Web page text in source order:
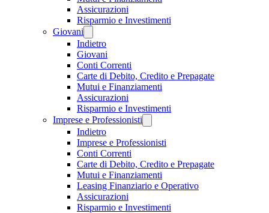
Assicurazioni
Risparmio e Investimenti
Giovani
Indietro
Giovani
Conti Correnti
Carte di Debito, Credito e Prepagate
Mutui e Finanziamenti
Assicurazioni
Risparmio e Investimenti
Imprese e Professionisti
Indietro
Imprese e Professionisti
Conti Correnti
Carte di Debito, Credito e Prepagate
Mutui e Finanziamenti
Leasing Finanziario e Operativo
Assicurazioni
Risparmio e Investimenti